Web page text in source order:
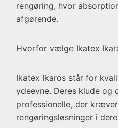
rengøring, hvor
afgørende.
Hvorfor vælge Ikatex
Ikatex Ikaros står for
ydeevne. Deres klude og
professionelle, der
rengøringsløsninger i